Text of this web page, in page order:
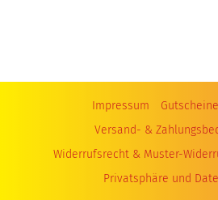
Impressum Gutscheine
Versand- &
Widerrufsrecht & Muster-
Privatsphäre und